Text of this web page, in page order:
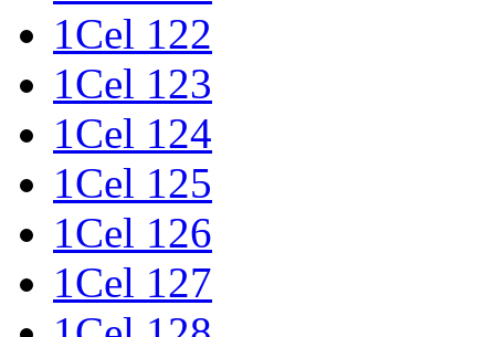
1Cel 122
1Cel 123
1Cel 124
1Cel 125
1Cel 126
1Cel 127